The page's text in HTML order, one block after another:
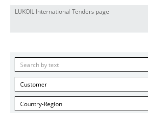
LUKOIL International Tenders page
Customer
Country-Region